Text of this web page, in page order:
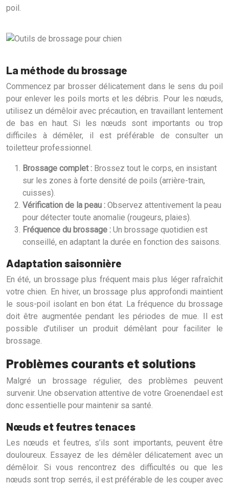
poil.
La méthode du brossage
Commencez par brosser délicatement dans le sens du poil
pour enlever les poils morts et les débris. Pour les nœuds,
utilisez un démêloir avec précaution, en travaillant lentement
de bas en haut. Si les nœuds sont importants ou trop
difficiles à démêler, il est préférable de consulter un
toiletteur professionnel.
Brossage complet : Brossez tout le corps, en insistant
sur les zones à forte densité de poils (arrière-train,
cuisses).
Vérification de la peau : Observez attentivement la peau
pour détecter toute anomalie (rougeurs, plaies).
Fréquence du brossage : Un brossage quotidien est
conseillé, en adaptant la durée en fonction des saisons.
Adaptation saisonnière
En été, un brossage plus fréquent mais plus léger rafraîchit
votre chien. En hiver, un brossage plus approfondi maintient
le sous-poil isolant en bon état. La fréquence du brossage
doit être augmentée pendant les périodes de mue. Il est
possible d’utiliser un produit démêlant pour faciliter le
brossage.
Problèmes courants et solutions
Malgré un brossage régulier, des problèmes peuvent
survenir. Une observation attentive de votre Groenendael est
donc essentielle pour maintenir sa santé.
Nœuds et feutres tenaces
Les nœuds et feutres, s’ils sont importants, peuvent être
douloureux. Essayez de les démêler délicatement avec un
démêloir. Si vous rencontrez des difficultés ou que les
nœuds sont trop serrés, il est préférable de les couper avec